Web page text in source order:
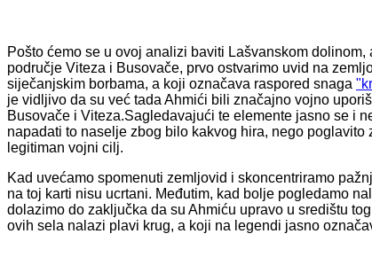
Pošto ćemo se u ovoj analizi baviti Lašvanskom
područje Viteza i Busovače, prvo ostvarimo uvid na
siječanjskim borbama, a koji označava raspored snaga
je vidljivo da su već tada Ahmići bili značajno vojno
Busovače i Viteza.Sagledavajući te elemente jasno se i
napadati to naselje zbog bilo kakvog hira, nego
legitiman vojni cilj.
Kad uvećamo spomenuti zemljovid i skoncentriramo
na toj karti nisu ucrtani. Međutim, kad bolje pogledamo
dolazimo do zaključka da su Ahmiću upravo u središtu
ovih sela nalazi plavi krug, a koji na legendi jasno